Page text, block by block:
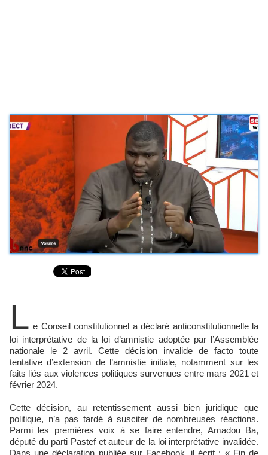
L e Conseil constitutionnel a déclaré anticonstitutionnelle la
loi interprétative de la loi d’amnistie adoptée par l’Assemblée
nationale le 2 avril. Cette décision invalide de facto toute
tentative d’extension de l’amnistie initiale, notamment sur les
faits liés aux violences politiques survenues entre mars 2021 et
février 2024.
Cette décision, au retentissement aussi bien juridique que
politique, n’a pas tardé à susciter de nombreuses réactions.
Parmi les premières voix à se faire entendre, Amadou Ba,
député du parti Pastef et auteur de la loi interprétative invalidée.
Dans une déclaration publiée sur Facebook, il écrit : « Fin de